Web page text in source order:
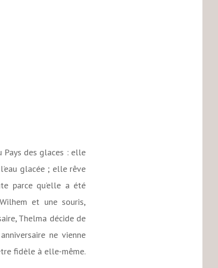
des glaces : elle
glacée ; elle rêve
parce qu’elle a été
et une souris,
Thelma décide de
ne vienne
fidèle à elle-même.